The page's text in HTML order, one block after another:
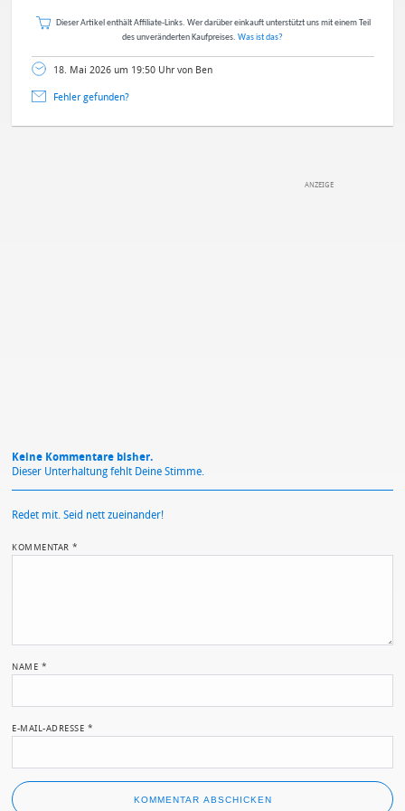
Dieser Artikel enthält Affiliate-Links. Wer darüber einkauft unterstützt uns mit einem Teil
des unveränderten Kaufpreises. Was ist das?
18. Mai 2026 um 19:50 Uhr von Ben
Fehler gefunden?
Keine Kommentare bisher.
Dieser Unterhaltung fehlt Deine Stimme.
Redet mit. Seid nett zueinander!
KOMMENTAR*
NAME *
E-MAIL-ADRESSE *